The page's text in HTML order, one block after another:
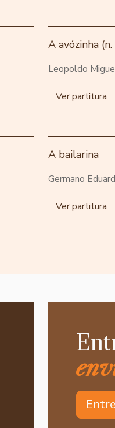
A avózinha
Leopoldo
Ver partitura
A bailarina
Germano
Ver partitura